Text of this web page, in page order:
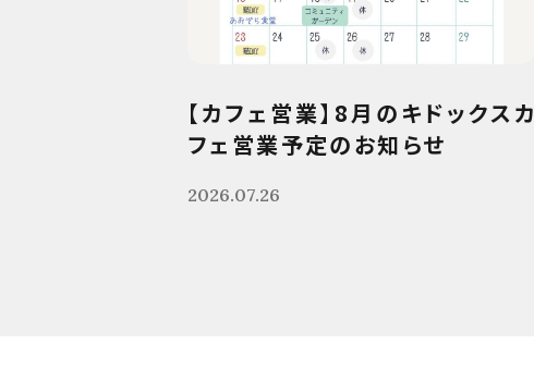
【カフェ営業】8月のキドックスカ
フェ営業予定のお知らせ
2026.07.26